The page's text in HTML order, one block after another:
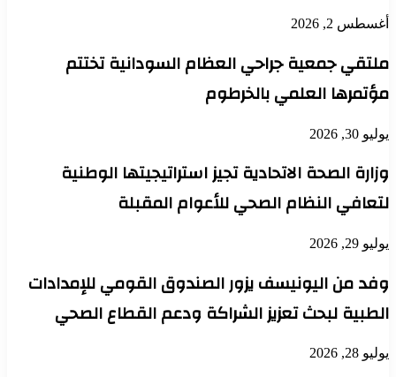
أغسطس 2, 2026
ملتقي جمعية جراحي العظام السودانية تختتم
مؤتمرها العلمي بالخرطوم
يوليو 30, 2026
وزارة الصحة الاتحادية تجيز استراتيجيتها الوطنية
لتعافي النظام الصحي للأعوام المقبلة
يوليو 29, 2026
وفد من اليونيسف يزور الصندوق القومي للإمدادات
الطبية لبحث تعزيز الشراكة ودعم القطاع الصحي
يوليو 28, 2026